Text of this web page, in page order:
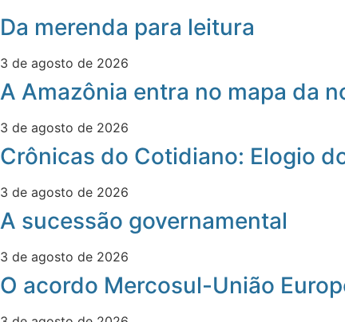
Da merenda para leitura
3 de agosto de 2026
A Amazônia entra no mapa da
3 de agosto de 2026
Crônicas do Cotidiano: Elogio
3 de agosto de 2026
A sucessão governamental
3 de agosto de 2026
O acordo Mercosul-União